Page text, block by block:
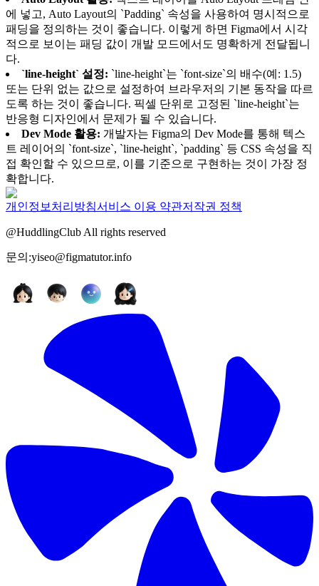
에 넣고, Auto Layout의 `Padding` 속성을 사용하여 명시적으로
패딩을 정의하는 것이 좋습니다. 이렇게 하면 Figma에서 시각
적으로 보이는 패딩 값이 개발 모드에서도 명확하게 전달됩니
다.
`line-height` 설정: `line-height`는 `font-size`의 배수(예: 1.5)
또는 단위 없는 값으로 설정하여 브라우저의 기본 동작을 따르
도록 하는 것이 좋습니다. 픽셀 단위로 고정된 `line-height`는
반응형 디자인에서 문제가 될 수 있습니다.
Dev Mode 활용: 개발자는 Figma의 Dev Mode를 통해 텍스
트 레이어의 `font-size`, `line-height`, `padding` 등 CSS 속성을 직
접 확인할 수 있으므로, 이를 기준으로 구현하는 것이 가장 정
확합니다.
개인정보처리방침서비스 이용 약관저작권 정책
@HuddlingClub All rights reserved
문의:yiseo@figmatutor.info